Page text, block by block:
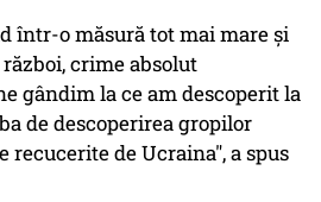
într-o măsură tot mai mare şi
crime absolut
gândim la ce am descoperit la
de descoperirea gropilor
de Ucraina", a spus